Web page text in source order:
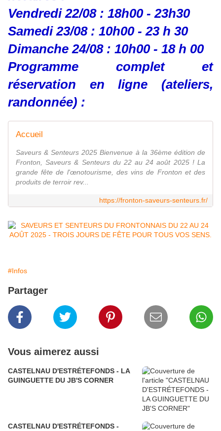
Vendredi 22/08 : 18h00 - 23h30
Samedi 23/08 : 10h00 - 23 h 30
Dimanche 24/08 : 10h00 - 18 h 00
Programme complet et
réservation en ligne (ateliers,
randonnée) :
Accueil
Saveurs & Senteurs 2025 Bienvenue à la 36ème édition de
Fronton, Saveurs & Senteurs du 22 au 24 août 2025 ! La
grande fête de l'œnotourisme, des vins de Fronton et des
produits de terroir rev...
https://fronton-saveurs-senteurs.fr/
#Infos
Partager
Vous aimerez aussi
CASTELNAU D'ESTRÉTEFONDS - LA
GUINGUETTE DU JB'S CORNER
CASTELNAU D'ESTRÉTEFONDS -